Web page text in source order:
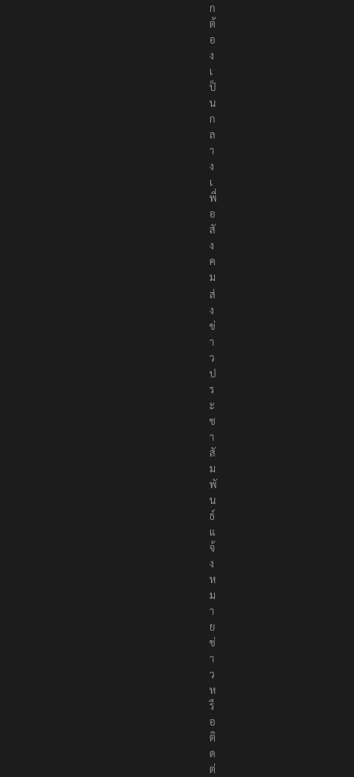
ก
ต้
อ
ง
เ
ป็
น
ก
ล
า
ง
เ
พื่
อ
สั
ง
ค
ม
ส่
ง
ข่
า
ว
ป
ร
ะ
ช
า
สั
ม
พั
น
ธ์
แ
จ้
ง
ห
ม
า
ย
ข่
า
ว
ห
รื
อ
ติ
ด
ต่